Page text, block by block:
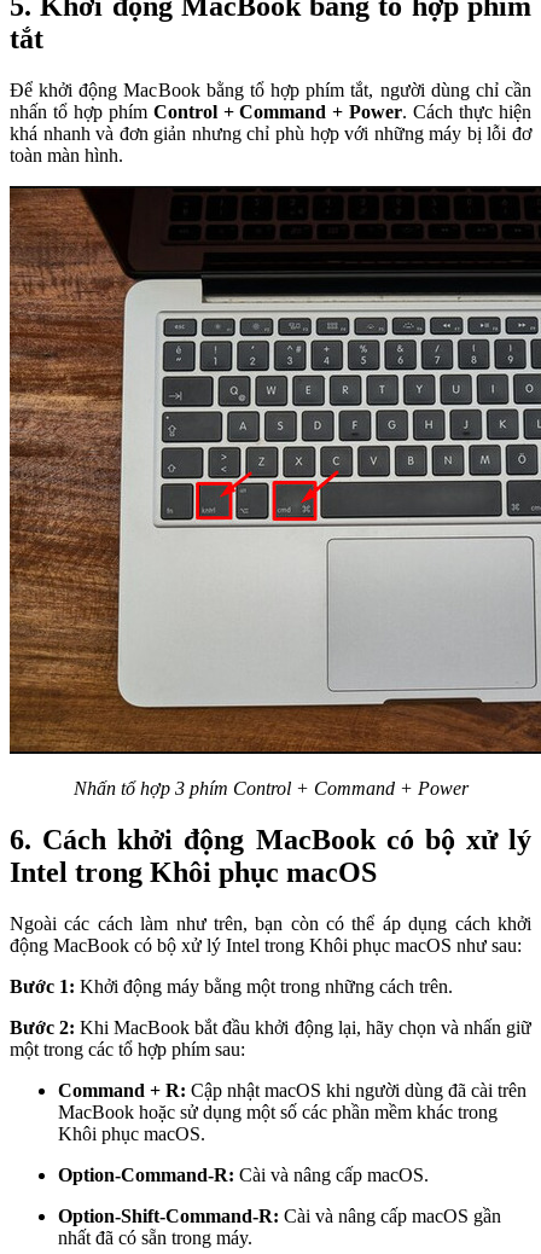
tắt
Để khởi động MacBook bằng tổ hợp phím tắt, người dùng chỉ cần
nhấn tổ hợp phím Control + Command + Power. Cách thực hiện
khá nhanh và đơn giản nhưng chỉ phù hợp với những máy bị lỗi đơ
toàn màn hình.
Nhấn tổ hợp 3 phím Control + Command + Power
6. Cách khởi động MacBook có bộ xử lý
Intel trong Khôi phục macOS
Ngoài các cách làm như trên, bạn còn có thể áp dụng cách khởi
động MacBook có bộ xử lý Intel trong Khôi phục macOS như sau:
Bước 1: Khởi động máy bằng một trong những cách trên.
Bước 2:Khi MacBook bắt đầu khởi động lại, hãy chọn và nhấn giữ
một trong các tổ hợp phím sau:
Command + R: Cập nhật macOS khi người dùng đã cài trên
MacBook hoặc sử dụng một số các phần mềm khác trong
Khôi phục macOS.
Option-Command-R: Cài và nâng cấp macOS.
Option-Shift-Command-R: Cài và nâng cấp macOS gần
nhất đã có sẵn trong máy.